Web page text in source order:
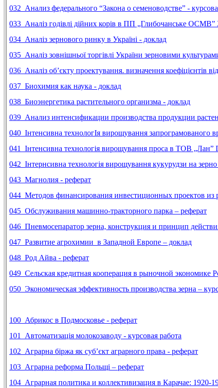
032 Анализ федерального “Закона о семеноводстве” -
033 Аналіз годівлі дійних корів в ПП „Глибочанське
034 Аналіз зернового ринку в Україні - доклад
035 Аналіз зовнішньої торгівлі України зерновими
036 Аналіз об’єкту проектування. визначення коефіцієнтів
037 Биохимия как наука - доклад
038 Биоэнергетика растительного организма - доклад
039 Анализ интенсификации производства продукции
040 Інтенсивна технологІя вирощування запрограмованого
041 Інтенсивна технологія вирощування проса в ТОВ „Лан”
042 Інтернсивна технологія вирощування кукурудзи на
043 Магнолия - реферат
044 Методов финансирования инвестиционных проектов из
045 Обслуживания машинно-тракторного парка – реферат
046 Пневмосепаратор зерна, конструкция и принцип
047 Развитие агрохимии в Западной Европе – доклад
048 Род Айва - реферат
049 Сельская кредитная кооперация в рыночной экономике
050 Экономическая эффективность производства зерна –
100 Абрикос в Подмосковье - реферат
101 Автоматизація молокозаводу - курсовая работа
102 Аграрна біржа як суб’єкт аграрного права - реферат
103 Аграрна реформа Польщі – реферат
104 Аграрная политика и коллективизация в Карачае: 1920-